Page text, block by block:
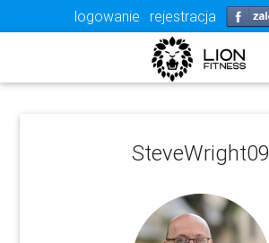
logowanie rejestracja
SteveWright09